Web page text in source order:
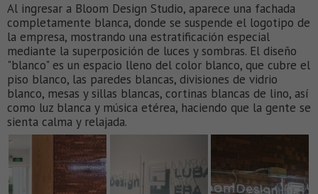
Al ingresar a Bloom Design Studio, aparece una fachada
completamente blanca, donde se suspende el logotipo de
la empresa, mostrando una estratificación especial
mediante la superposición de luces y sombras. El diseño
"blanco" es un espacio lleno del color blanco, que cubre el
piso blanco, las paredes blancas, divisiones de vidrio
blanco, mesas y sillas blancas, cortinas blancas de lino, así
como luz blanca y música etérea, haciendo que la gente se
sienta calma y relajada.